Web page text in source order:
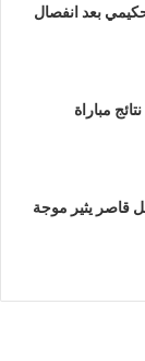
بعد انفصال
مباراة
قاصر يثير موجة